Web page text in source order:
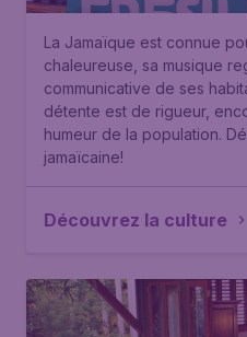
La Jamaïque est connue
chaleureuse, sa musique
communicative de ses
détente est de rigueur,
humeur de la population.
jamaïcaine!
Découvrez la culture